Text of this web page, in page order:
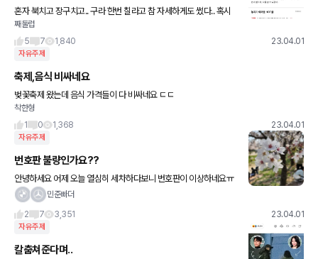
혼자 북치고 장구치고.. 구라 한번 칠라고 참 자세하게도 썼다.. 혹시
오널이니?
째둘럽
5
7 1,840 23.04.01
자유주제
축제,음식 비싸네요
벚꽃축제 왔는데 음식 가격들이 다 비싸네요 ㄷㄷ
착한형
1
0 1,368 23.04.01
자유주제
번호판 불량인가요??
안녕하세요 어제 오늘 열심히 세차하다보니 번호판이 이상하네요ㅠ
ㅠ 변색은 전부터 조금씩 변하더니 세차하고보니 더 심해졌네요.. 차
민준빠더
2
7 3,351 23.04.01
자유주제
칼춤쳐준다며..